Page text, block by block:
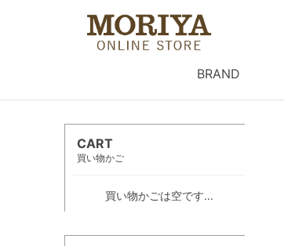
BRAND
CART
買い物かご
買い物かごは空です...